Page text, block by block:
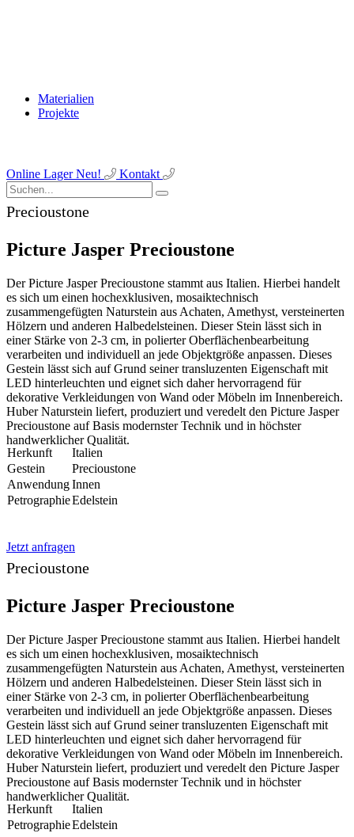
Materialien
Projekte
Online LagerNeu! Kontakt
Precioustone
Picture Jasper Precioustone
Der Picture Jasper Precioustone stammt aus Italien. Hierbei handelt
es sich um einen hochexklusiven, mosaiktechnisch
zusammengefügten Naturstein aus Achaten, Amethyst, versteinerten
Hölzern und anderen Halbedelsteinen. Dieser Stein lässt sich in
einer Stärke von 2-3 cm, in polierter Oberflächenbearbeitung
verarbeiten und individuell an jede Objektgröße anpassen. Dieses
Gestein lässt sich auf Grund seiner transluzenten Eigenschaft mit
LED hinterleuchten und eignet sich daher hervorragend für
dekorative Verkleidungen von Wand oder Möbeln im Innenbereich.
Huber Naturstein liefert, produziert und veredelt den Picture Jasper
Precioustone auf Basis modernster Technik und in höchster
handwerklicher Qualität.
Herkunft
Italien
Gestein
Precioustone
AnwendungInnen
PetrographieEdelstein
Jetzt anfragen
Precioustone
Picture Jasper Precioustone
Der Picture Jasper Precioustone stammt aus Italien. Hierbei handelt
es sich um einen hochexklusiven, mosaiktechnisch
zusammengefügten Naturstein aus Achaten, Amethyst, versteinerten
Hölzern und anderen Halbedelsteinen. Dieser Stein lässt sich in
einer Stärke von 2-3 cm, in polierter Oberflächenbearbeitung
verarbeiten und individuell an jede Objektgröße anpassen. Dieses
Gestein lässt sich auf Grund seiner transluzenten Eigenschaft mit
LED hinterleuchten und eignet sich daher hervorragend für
dekorative Verkleidungen von Wand oder Möbeln im Innenbereich.
Huber Naturstein liefert, produziert und veredelt den Picture Jasper
Precioustone auf Basis modernster Technik und in höchster
handwerklicher Qualität.
Herkunft
Italien
PetrographieEdelstein